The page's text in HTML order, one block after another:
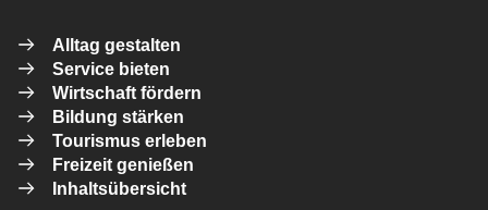
Alltag gestalten
Service bieten
Wirtschaft fördern
Bildung stärken
Tourismus erleben
Freizeit genießen
Inhaltsübersicht